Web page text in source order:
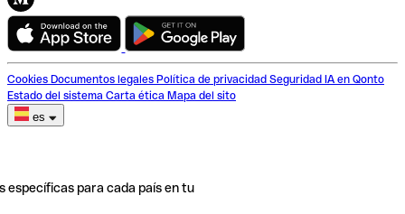
Cookies Documentos legales Política de privacidad Seguridad IA en Qonto
Estado del sistema Carta ética Mapa del sito
es
específicas para cada país en tu